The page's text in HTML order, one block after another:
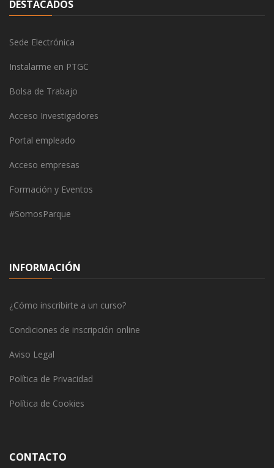
DESTACADOS
Sede Electrónica
Instalarme en PTGC
Bolsa de Trabajo
Acceso Investigadores
Portal empleado
Acceso empresas
Formación y Eventos
#SomosParque
INFORMACIÓN
¿Cómo inscribirte a un curso?
Condiciones de inscripción online
Aviso Legal
Política de Privacidad
Política de Cookies
CONTACTO